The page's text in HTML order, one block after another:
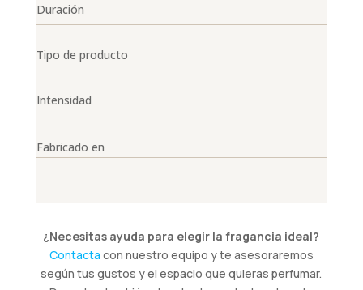
Duración
Tipo de producto
Intensidad
Fabricado en
¿Necesitas ayuda para elegir la fragancia ideal?
Contacta con nuestro equipo y te asesoraremos
según tus gustos y el espacio que quieras perfumar.